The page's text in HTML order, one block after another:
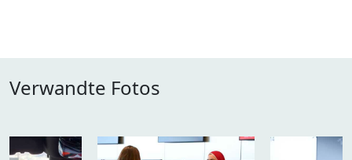
Verwandte Fotos